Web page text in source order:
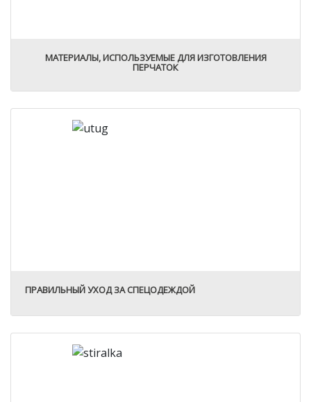
МАТЕРИАЛЫ, ИСПОЛЬЗУЕМЫЕ ДЛЯ ИЗГОТОВЛЕНИЯ
ПЕРЧАТОК
ПРАВИЛЬНЫЙ УХОД ЗА СПЕЦОДЕЖДОЙ